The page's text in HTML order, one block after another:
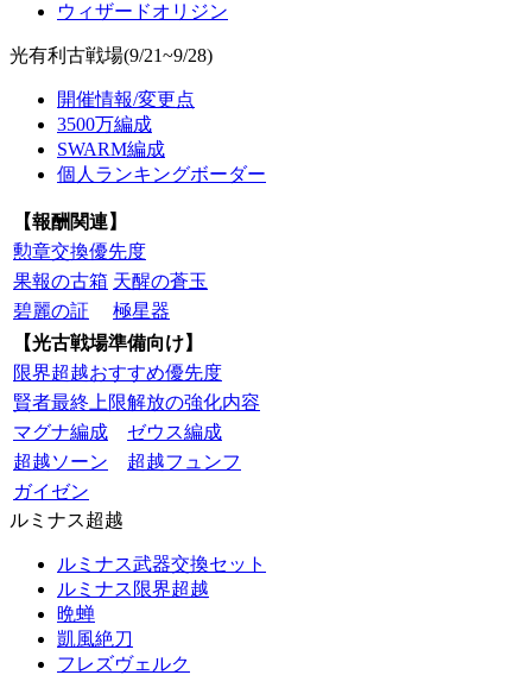
ウィザードオリジン
光有利古戦場(9/21~9/28)
開催情報/変更点
3500万編成
SWARM編成
個人ランキングボーダー
【報酬関連】
勲章交換優先度
果報の古箱 天醒の蒼玉
碧麗の証
極星器
【光古戦場準備向け】
限界超越おすすめ優先度
賢者最終上限解放の強化内容
マグナ編成
ゼウス編成
超越ソーン
超越フュンフ
ガイゼン
ルミナス超越
ルミナス武器交換セット
ルミナス限界超越
晩蝉
凱風絶刀
フレズヴェルク